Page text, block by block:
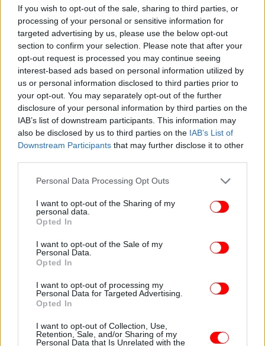
If you wish to opt-out of the sale, sharing to third parties, or
processing of your personal or sensitive information for
targeted advertising by us, please use the below opt-out
section to confirm your selection. Please note that after your
opt-out request is processed you may continue seeing
interest-based ads based on personal information utilized by
us or personal information disclosed to third parties prior to
your opt-out. You may separately opt-out of the further
disclosure of your personal information by third parties on the
IAB’s list of downstream participants. This information may
also be disclosed by us to third parties on the IAB’s List of
Downstream Participants that may further disclose it to other
Please note that this website/app uses one or more Google
not limited to your visit or usage behaviour. You may click to
grant or deny consent to Google and its third-party tags to
use your data for below specified purposes in below Google
consent section.
Personal Data Processing Opt Outs
I want to opt-out of the Sharing of my
personal data.
Opted In
I want to opt-out of the Sale of my
Personal Data.
Opted In
I want to opt-out of processing my
Personal Data for Targeted Advertising.
Opted In
I want to opt-out of Collection, Use,
Retention, Sale, and/or Sharing of my
Personal Data that Is Unrelated with the
σε ανακοίνωση ότι είναι «αδύνατον» να
πραγματοποιηθούν διαβουλεύσεις σε επίπεδο
εμπειρογνωμόνων με την Ουάσινγκτον σε μια
σειρά διμερών θεμάτων που αναμένονταν να
γίνουν στο άμεσο μέλλον. Δεν διευκρίνισε σε ποια
θέματα αναφερόταν ή πότε υποτίθεται ότι θα
διεξάγονταν οι συνομιλίες.
Η κίνηση αυτήέχει θορυβήσει ιδιαιτέρως το
Κρεμλίνο, κλιμακώνοντας την ένταση μεταξύ
Μόσχας και Δύσης.